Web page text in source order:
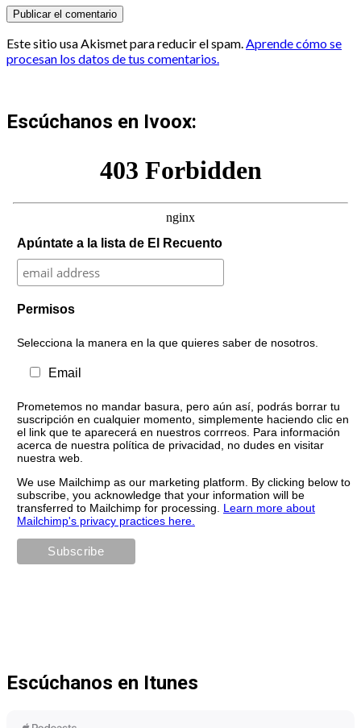
Este sitio usa Akismet para reducir el spam.Aprende cómo se
procesan los datos de tus comentarios.
Escúchanos en Ivoox:
Apúntate a la lista de El Recuento
Permisos
Selecciona la manera en la que quieres saber de nosotros.
Email
Prometemos no mandar basura, pero aún así, podrás borrar tu
suscripción en cualquier momento, simplemente haciendo clic en
el link que te aparecerá en nuestros corrreos. Para información
acerca de nuestra política de privacidad, no dudes en visitar
nuestra web.
We use Mailchimp as our marketing platform. By clicking below to
subscribe, you acknowledge that your information will be
transferred to Mailchimp for processing. Learn more about
Mailchimp's privacy practices here.
Escúchanos en Itunes